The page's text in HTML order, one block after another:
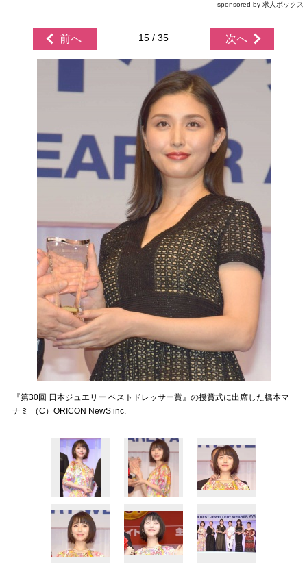
sponsored by 求人ボックス
前へ 15 / 35 次へ
『第30回 日本ジュエリー ベストドレッサー賞』の授賞式に出席した橋本マ
ナミ （C）ORICON NewS inc.